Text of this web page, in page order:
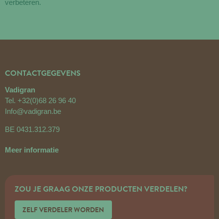
verbeteren.
CONTACTGEGEVENS
Vadigran
Tel. +32(0)68 26 96 40
Info@vadigran.be
BE 0431.312.379
Meer informatie
ZOU JE GRAAG ONZE PRODUCTEN VERDELEN?
ZELF VERDELER WORDEN